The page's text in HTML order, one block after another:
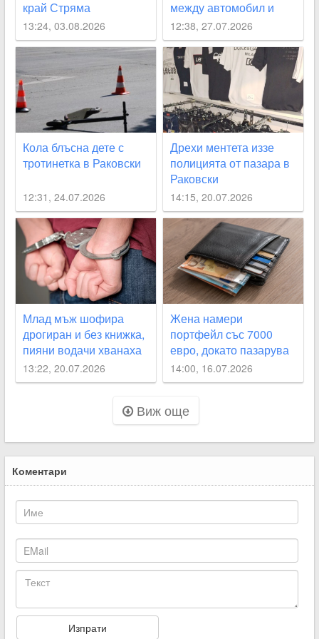
край Стряма
13:24, 03.08.2026
между автомобил и
каруца край Раковски
12:38, 27.07.2026
Кола блъсна дете с
тротинетка в Раковски
12:31, 24.07.2026
Дрехи ментета иззе
полицията от пазара в
Раковски
14:15, 20.07.2026
Млад мъж шофира
дрогиран и без книжка,
пияни водачи хванаха
край Асеновград и в
Белозем
13:22, 20.07.2026
Жена намери
портфейл със 7000
евро, докато пазарува
в Раковски
14:00, 16.07.2026
Виж още
Коментари